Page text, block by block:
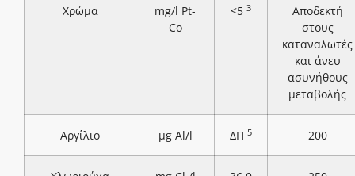
Χρώμα
mg/l Pt-
Co
<5 3
Αποδεκτή
στους
καταναλωτές
και άνευ
ασυνήθους
μεταβολής
Αργίλιο μg Al/l ΔΠ 5 200
-